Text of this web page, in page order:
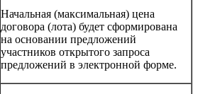
Начальная (максимальная) цена
договора (лота) будет сформирована
на основании предложений
участников открытого запроса
предложений в электронной форме.